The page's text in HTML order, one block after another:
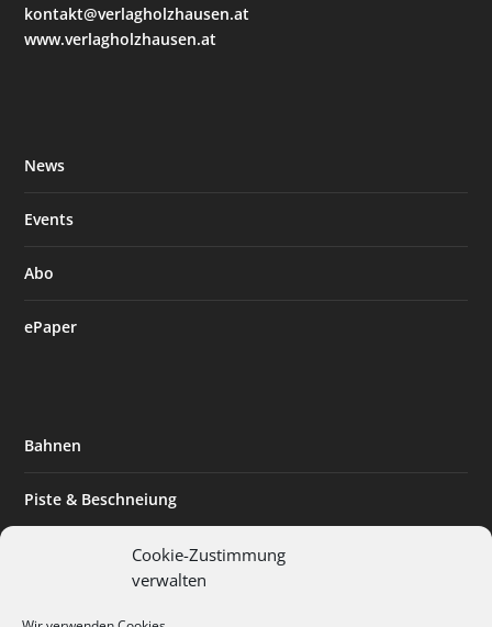
Cookie-Zustimmung
verwalten
kontakt@verlagholzhausen.at
www.verlagholzhausen.at
News
Events
Abo
ePaper
Bahnen
Piste & Beschneiung